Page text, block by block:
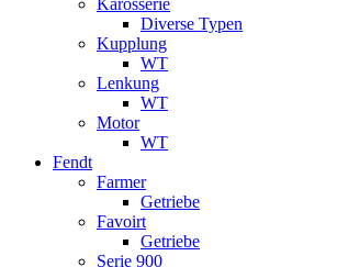
Diverse Typen
Kupplung
WT
Lenkung
WT
Motor
WT
Fendt
Farmer
Getriebe
Favoirt
Getriebe
Serie 900